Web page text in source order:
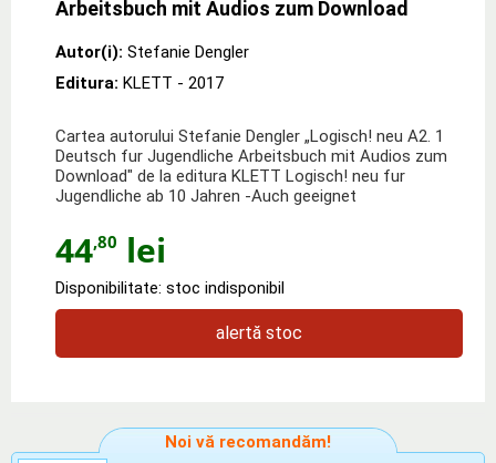
Arbeitsbuch mit Audios zum Download
Autor(i): Stefanie Dengler
Editura: KLETT - 2017
Cartea autorului Stefanie Dengler „Logisch! neu A2. 1
Deutsch fur Jugendliche Arbeitsbuch mit Audios zum
Download" de la editura KLETT Logisch! neu fur
Jugendliche ab 10 Jahren -Auch geeignet
44,80 lei
Disponibilitate: stoc indisponibil
alertă stoc
Noi vă recomandăm!